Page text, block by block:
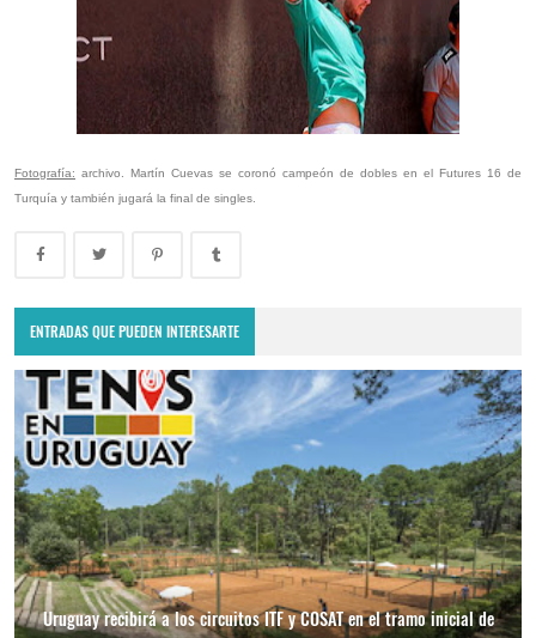
Fotografía: archivo. Martín Cuevas se coronó campeón de dobles en el Futures 16 de
Turquía y también jugará la final de singles.
ENTRADAS QUE PUEDEN INTERESARTE
Uruguay recibirá a los circuitos ITF y COSAT en el tramo inicial de